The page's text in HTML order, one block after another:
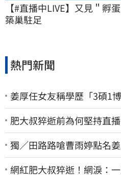
【#直播中LIVE】又見＂孵
築巢駐足
熱門新聞
姜厚任女友稱學歷「3碩1
肥大叔猝逝前為何堅持直
獨／田路路嗆曹雨婷點名
網紅肥大叔猝逝！網淚：